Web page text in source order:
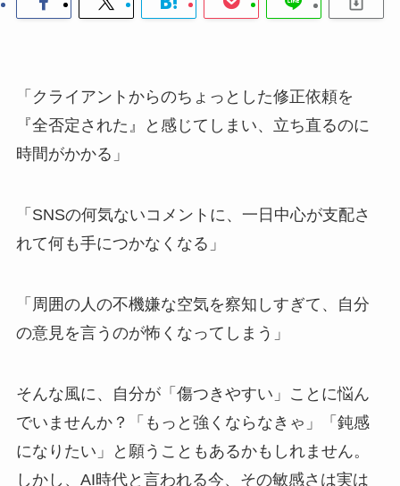
「クライアントからのちょっとした修正依頼を
『全否定された』と感じてしまい、立ち直るのに
時間がかかる」
「SNSの何気ないコメントに、一日中心が支配さ
れて何も手につかなくなる」
「周囲の人の不機嫌な空気を察知しすぎて、自分
の意見を言うのが怖くなってしまう」
そんな風に、自分が「傷つきやすい」ことに悩ん
でいませんか？「もっと強くならなきゃ」「鈍感
になりたい」と願うこともあるかもしれません。
しかし、AI時代と言われる今、その敏感さは実は